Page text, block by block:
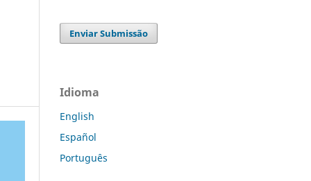
Enviar Submissão
Idioma
English
Español
Português